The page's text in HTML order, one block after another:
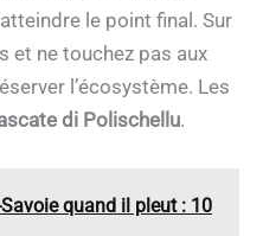
le point final. Sur
et ne touchez pas aux
l’écosystème. Les
di Polischellu.
quand il pleut : 10